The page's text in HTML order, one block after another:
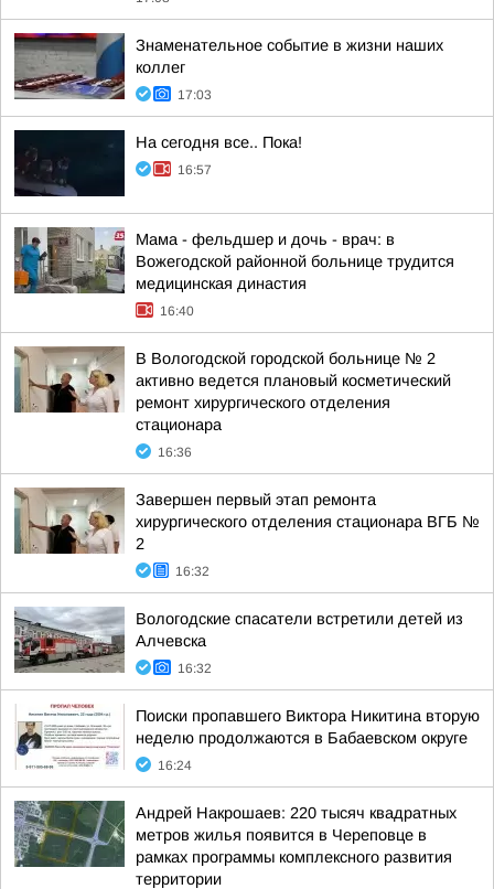
Знаменательное событие в жизни наших
коллег
17:03
На сегодня все.. Пока!
16:57
Мама - фельдшер и дочь - врач: в
Вожегодской районной больнице трудится
медицинская династия
16:40
В Вологодской городской больнице № 2
активно ведется плановый косметический
ремонт хирургического отделения
стационара
16:36
Завершен первый этап ремонта
хирургического отделения стационара ВГБ №
2
16:32
Вологодские спасатели встретили детей из
Алчевска
16:32
Поиски пропавшего Виктора Никитина вторую
неделю продолжаются в Бабаевском округе
16:24
Андрей Накрошаев: 220 тысяч квадратных
метров жилья появится в Череповце в
рамках программы комплексного развития
территории